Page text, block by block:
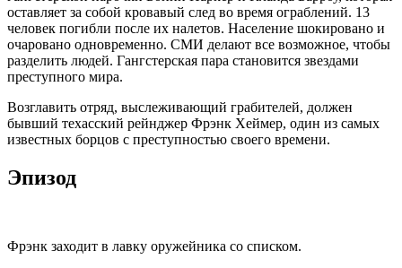
оставляет за собой кровавый след во время ограблений. 13
человек погибли после их налетов. Население шокировано и
очаровано одновременно. СМИ делают все возможное, чтобы
разделить людей. Гангстерская пара становится звездами
преступного мира.
Возглавить отряд, выслеживающий грабителей, должен
бывший техасский рейнджер Фрэнк Хеймер, один из самых
известных борцов с преступностью своего времени.
Эпизод
Фрэнк заходит в лавку оружейника со списком.